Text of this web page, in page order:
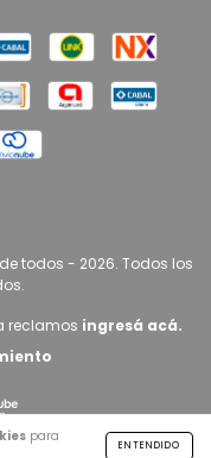
para
ENTENDIDO
todos - 2026. Todos los
reclamos ingresá acá.